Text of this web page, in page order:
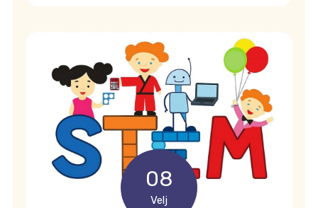
08
Velj